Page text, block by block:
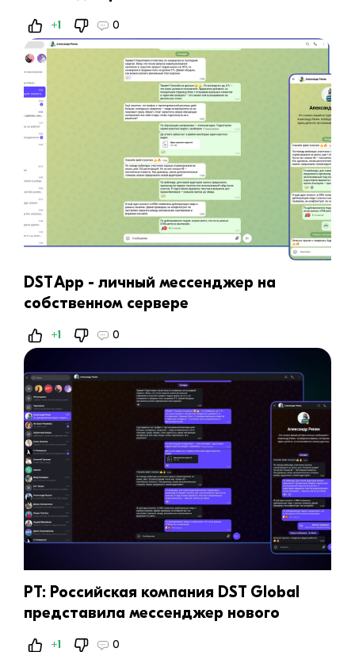
+1 0
DST App - личный мессенджер на
собственном сервере
+1 0
РТ: Российская компания DST Global
представила мессенджер нового
поколения DST App
+1 0